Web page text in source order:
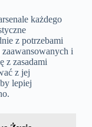
każdego
z potrzebami
i
z zasadami
z jej
lepiej